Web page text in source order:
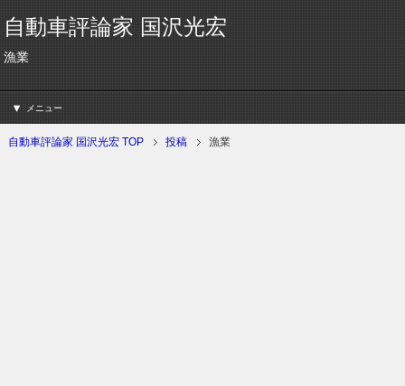
自動車評論家 国沢光宏
漁業
メニュー
自動車評論家 国沢光宏 TOP 投稿 漁業